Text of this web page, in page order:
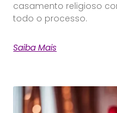
casamento religioso
todo o processo.
Saiba Mais